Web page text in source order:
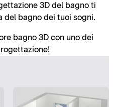
3D del bagno ti
del bagno dei tuoi sogni.
bagno 3D con uno dei